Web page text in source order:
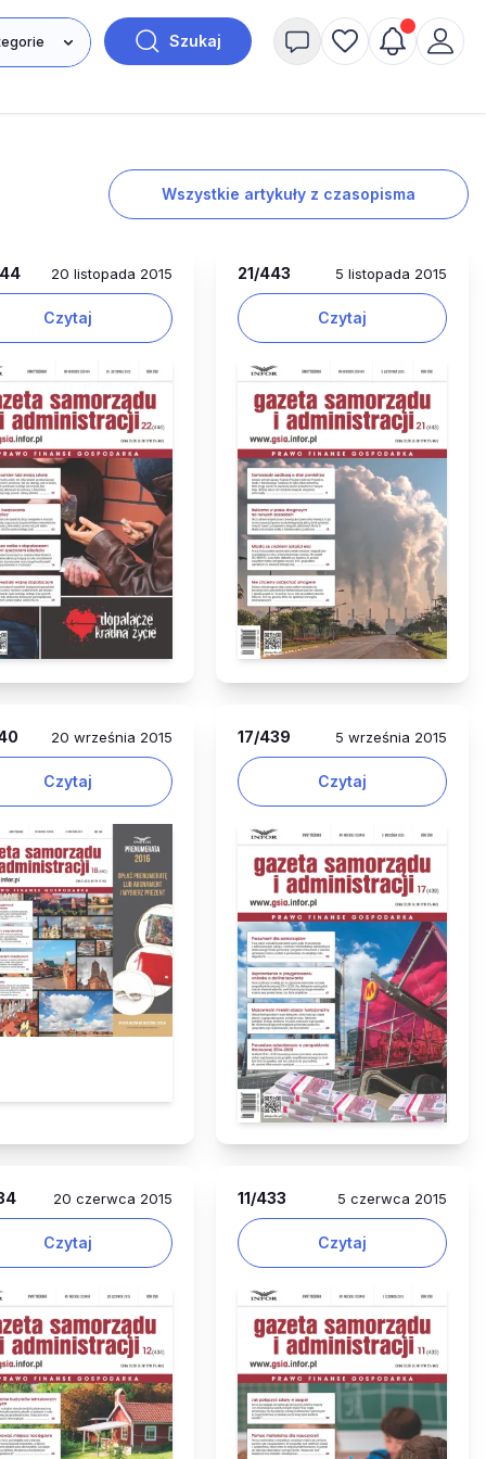
Szukaj
Wszystkie artykuły z czasopisma
20 listopada 2015
Czytaj
21/443 5 listopada 2015
Czytaj
20 września 2015
Czytaj
17/439 5 września 2015
Czytaj
20 czerwca 2015
Czytaj
11/433 5 czerwca 2015
Czytaj